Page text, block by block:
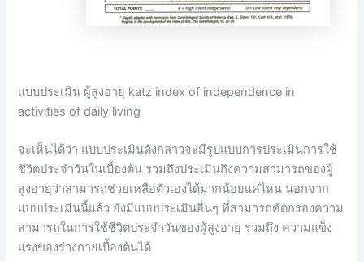
แบบประเมิน ผู้สูงอายุ katz index of independence in
activities of daily living
จะเห็นได้ว่า แบบประเมินดังกล่าวจะมีรูปแบบการประเมินการใช้
ชีวิตประจำวันในเบื้องต้น รวมถึงประเมินถึงความสามารถของผู้
สูงอายุว่าสามารถช่วยเหลือตัวเองได้มากน้อยแค่ไหน นอกจาก
แบบประเมินนี้แล้ว ยังมีแบบประเมินอื่นๆ ที่สามารถคัดกรองความ
สามารถในการใช้ชีวิตประจำวันของผู้สูงอายุ รวมถึง ความแข็ง
แรงของร่างกายเบื้องต้นได้